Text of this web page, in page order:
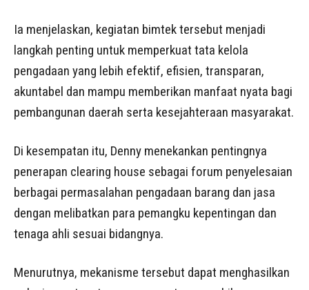
Ia menjelaskan, kegiatan bimtek tersebut menjadi
langkah penting untuk memperkuat tata kelola
pengadaan yang lebih efektif, efisien, transparan,
akuntabel dan mampu memberikan manfaat nyata bagi
pembangunan daerah serta kesejahteraan masyarakat.
Di kesempatan itu, Denny menekankan pentingnya
penerapan clearing house sebagai forum penyelesaian
berbagai permasalahan pengadaan barang dan jasa
dengan melibatkan para pemangku kepentingan dan
tenaga ahli sesuai bidangnya.
Menurutnya, mekanisme tersebut dapat menghasilkan